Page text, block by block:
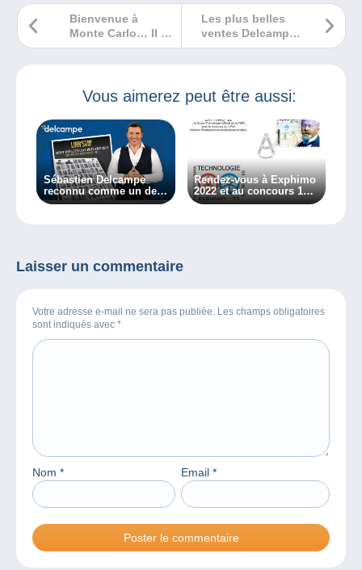
Les plus belles
ventes Delcampe
décembre 2022
Bienvenue à
Monte Carlo… Il y
a 100 ans !
Vous aimerez peut être aussi:
Sébastien Delcampe
reconnu comme un des
philatélistes les plus
Rendez-vous à Exphimo
2022 et au concours 1
cadre par équipe !
Laisser un commentaire
Votre adresse e-mail ne sera pas publiée. Les champs obligatoires
sont indiqués avec *
Nom * Email *